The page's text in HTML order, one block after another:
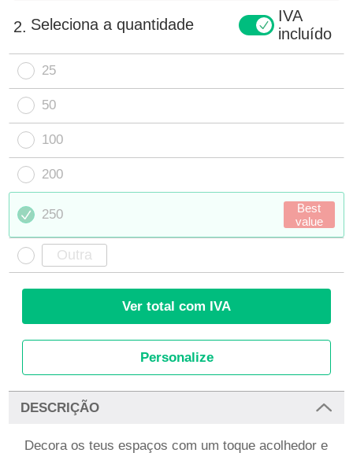
2. Seleciona a quantidade
IVA
incluído
25
50
100
200
250
Best
value
Ver total com IVA
Personalize
DESCRIÇÃO
Decora os teus espaços com um toque acolhedor e